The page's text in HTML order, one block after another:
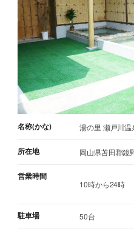
名称(かな) 湯の里 瀬戸川温
所在地 岡山県苫田郡鏡
営業時間
10時から24時
駐車場 50台